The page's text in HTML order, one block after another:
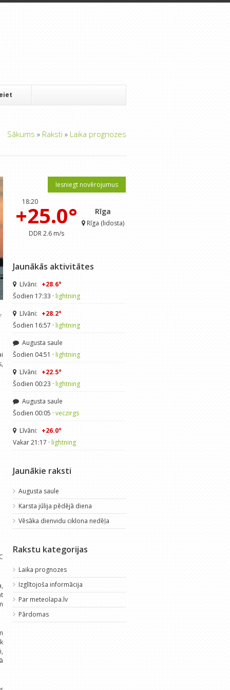
Sākums » Raksti » Laika prognozes
Iesniegt novērojumus
18:20
+25.0°
DDR 2.6 m/s
Rīga
Rīga (lidosta)
Jaunākās aktivitātes
Līvāni: +28.6°
Šodien 17:33 · lightning
Līvāni: +28.2°
Šodien 16:57 · lightning
Augusta saule
Šodien 04:51 · lightning
Līvāni: +22.5°
Šodien 00:23 · lightning
Augusta saule
Šodien 00:05 · veczirgs
Līvāni: +26.0°
Vakar 21:17 · lightning
Jaunākie raksti
Augusta saule
Karsta jūlija pēdējā diena
Vēsāka dienvidu ciklona nedēļa
Rakstu kategorijas
Laika prognozes
Izglītojoša informācija
Par meteolapa.lv
Pārdomas